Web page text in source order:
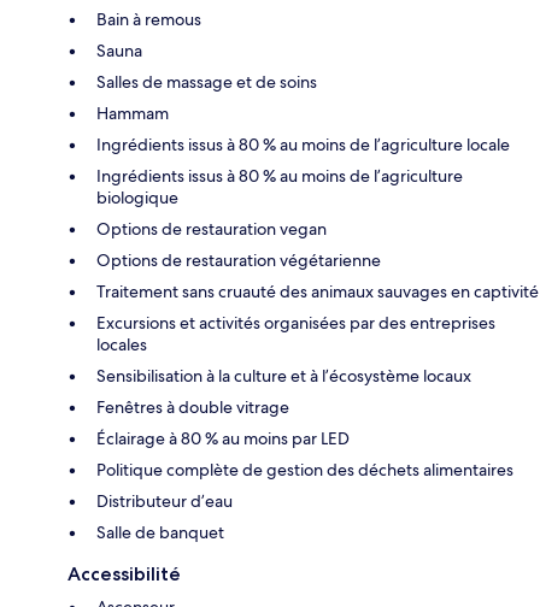
Bain à remous
Sauna
Salles de massage et de soins
Hammam
Ingrédients issus à 80 % au moins de l’agriculture locale
Ingrédients issus à 80 % au moins de l’agriculture
biologique
Options de restauration vegan
Options de restauration végétarienne
Traitement sans cruauté des animaux sauvages en captivité
Excursions et activités organisées par des entreprises
locales
Sensibilisation à la culture et à l’écosystème locaux
Fenêtres à double vitrage
Éclairage à 80 % au moins par LED
Politique complète de gestion des déchets alimentaires
Distributeur d’eau
Salle de banquet
Accessibilité